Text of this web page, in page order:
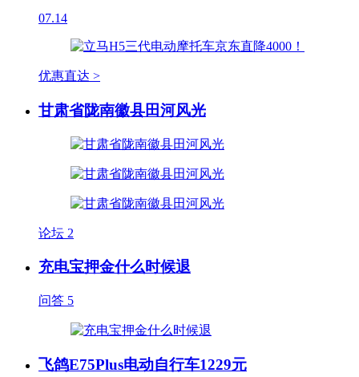
07.14
优惠直达 >
甘肃省陇南徽县田河风光
论坛 2
充电宝押金什么时候退
问答 5
飞鸽E75Plus电动自行车1229元